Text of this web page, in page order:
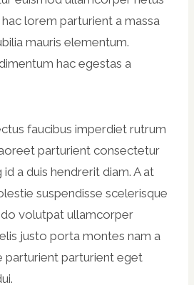
lorem parturient a massa
mauris elementum.
hac egestas a
faucibus imperdiet rutrum
parturient consectetur
a duis hendrerit diam. A at
suspendisse scelerisque
volutpat ullamcorper
justo porta montes nam a
parturient parturient eget